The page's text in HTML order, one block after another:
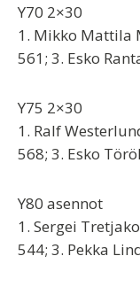
Y70 2×30
1. Mikko Mattila
561; 3. Esko
Y75 2×30
1. Ralf
568; 3. Esko
Y80 asennot
1. Sergei
544; 3. Pekka